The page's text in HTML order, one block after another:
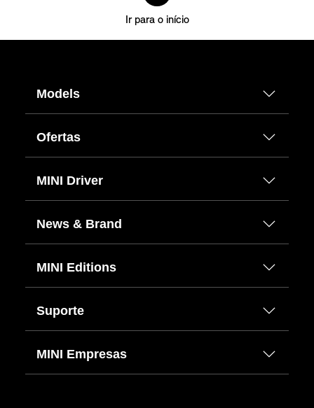
Ir para o início
Models
Ofertas
MINI Driver
News & Brand
MINI Editions
Suporte
MINI Empresas